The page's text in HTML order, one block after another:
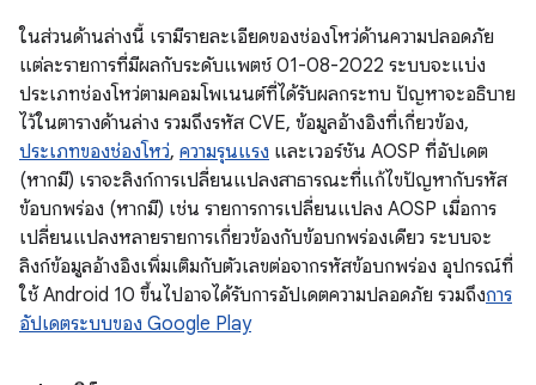
ในส่วนด้านล่างนี้ เรามีรายละเอียดของช่องโหว่ด้านความปลอดภัย
แต่ละรายการที่มีผลกับระดับแพตช์ 01-08-2022 ระบบจะแบ่ง
ประเภทช่องโหว่ตามคอมโพเนนต์ที่ได้รับผลกระทบ ปัญหาจะอธิบาย
ไว้ในตารางด้านล่าง รวมถึงรหัส CVE, ข้อมูลอ้างอิงที่เกี่ยวข้อง,
ประเภทของช่องโหว่, ความรุนแรง และเวอร์ชัน AOSP ที่อัปเดต
(หากมี) เราจะลิงก์การเปลี่ยนแปลงสาธารณะที่แก้ไขปัญหากับรหัส
ข้อบกพร่อง (หากมี) เช่น รายการการเปลี่ยนแปลง AOSP เมื่อการ
เปลี่ยนแปลงหลายรายการเกี่ยวข้องกับข้อบกพร่องเดียว ระบบจะ
ลิงก์ข้อมูลอ้างอิงเพิ่มเติมกับตัวเลขต่อจากรหัสข้อบกพร่อง อุปกรณ์ที่
ใช้ Android 10 ขึ้นไปอาจได้รับการอัปเดตความปลอดภัย รวมถึงการ
อัปเดตระบบของ Google Play